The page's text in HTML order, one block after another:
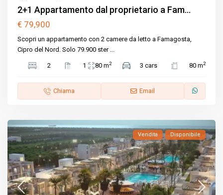
2+1 Appartamento dal proprietario a Fam...
€ 79,900
Scopri un appartamento con 2 camere da letto a Famagosta,
Cipro del Nord. Solo 79.900 ster ...
2 1 80 m2 3 cars 80 m2
Chiama Email
Vendita Disponibile